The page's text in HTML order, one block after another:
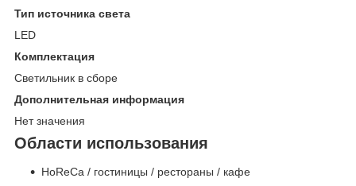
Тип источника света
LED
Комплектация
Светильник в сборе
Дополнительная информация
Нет значения
Области использования
HoReCa / гостиницы / рестораны / кафе